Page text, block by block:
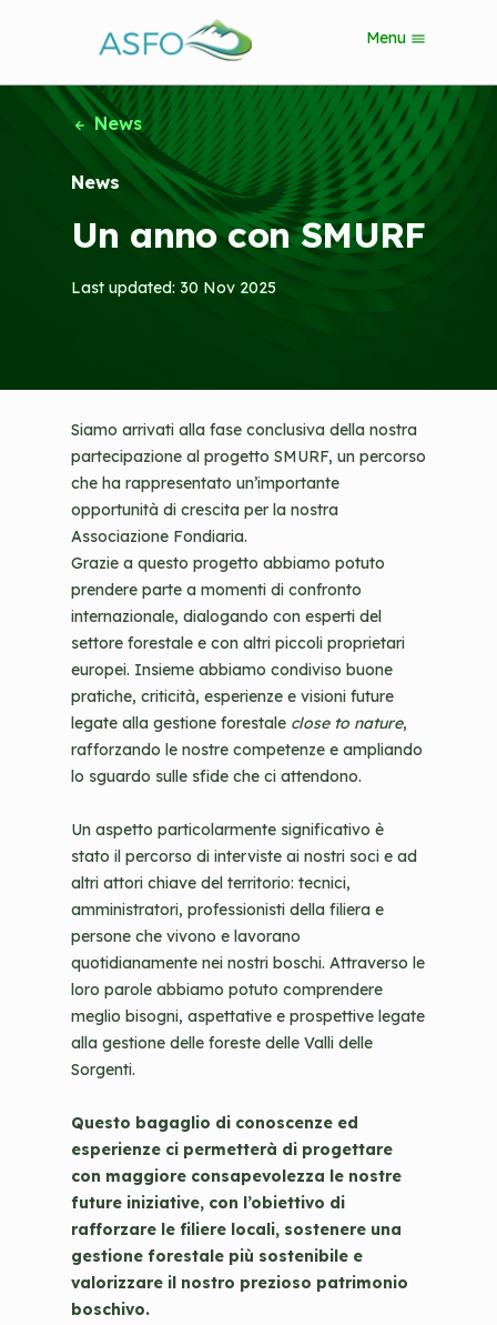
t
Menu
News
News
Un anno con SMURF
Last updated: 30 Nov 2025
Siamo arrivati alla fase conclusiva della nostra
partecipazione al progetto SMURF, un percorso
che ha rappresentato un’importante
opportunità di crescita per la nostra
Associazione Fondiaria.
Grazie a questo progetto abbiamo potuto
prendere parte a momenti di confronto
internazionale, dialogando con esperti del
settore forestale e con altri piccoli proprietari
europei. Insieme abbiamo condiviso buone
pratiche, criticità, esperienze e visioni future
legate alla gestione forestaleclose to nature,
rafforzando le nostre competenze e ampliando
lo sguardo sulle sfide che ci attendono.
Un aspetto particolarmente significativo è
stato il percorso di interviste ai nostri soci e ad
altri attori chiave del territorio: tecnici,
amministratori, professionisti della filiera e
persone che vivono e lavorano
quotidianamente nei nostri boschi. Attraverso le
loro parole abbiamo potuto comprendere
meglio bisogni, aspettative e prospettive legate
alla gestione delle foreste delle Valli delle
Sorgenti.
Questo bagaglio di conoscenze ed
esperienze ci permetterà di progettare
con maggiore consapevolezza le nostre
future iniziative, con l’obiettivo di
rafforzare le filiere locali, sostenere una
gestione forestale più sostenibile e
valorizzare il nostro prezioso patrimonio
boschivo.